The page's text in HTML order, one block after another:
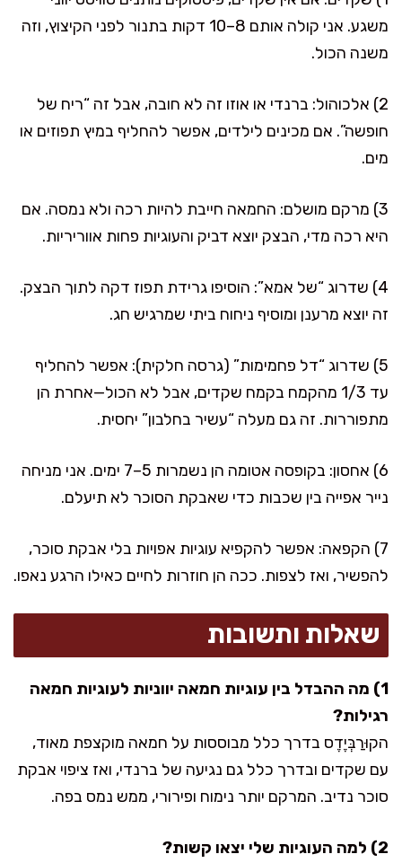
משגע. אני קולה אותם 8–10 דקות בתנור לפני הקיצוץ, וזה
משנה הכול.
2) אלכוהול: ברנדי או אוזו זה לא חובה, אבל זה “ריח של
חופשה”. אם מכינים לילדים, אפשר להחליף במיץ תפוזים או
מים.
3) מרקם מושלם: החמאה חייבת להיות רכה ולא נמסה. אם
היא רכה מדי, הבצק יוצא דביק והעוגיות פחות אווריריות.
4) שדרוג “של אמא”: הוסיפו גרידת תפוז דקה לתוך הבצק.
זה יוצא מרענן ומוסיף ניחוח ביתי שמרגיש חג.
5) שדרוג “דל פחמימות” (גרסה חלקית): אפשר להחליף
עד 1/3 מהקמח בקמח שקדים, אבל לא הכול—אחרת הן
מתפוררות. זה גם מעלה “עשיר בחלבון” יחסית.
6) אחסון: בקופסה אטומה הן נשמרות 5–7 ימים. אני מניחה
נייר אפייה בין שכבות כדי שאבקת הסוכר לא תיעלם.
7) הקפאה: אפשר להקפיא עוגיות אפויות בלי אבקת סוכר,
להפשיר, ואז לצפות. ככה הן חוזרות לחיים כאילו הרגע נאפו.
שאלות ותשובות
1) מה ההבדל בין עוגיות חמאה יווניות לעוגיות חמאה
רגילות?
הקוּרַבְּיֶדֶס בדרך כלל מבוססות על חמאה מוקצפת מאוד,
עם שקדים ובדרך כלל גם נגיעה של ברנדי, ואז ציפוי אבקת
סוכר נדיב. המרקם יותר נימוח ופירורי, ממש נמס בפה.
2) למה העוגיות שלי יצאו קשות?